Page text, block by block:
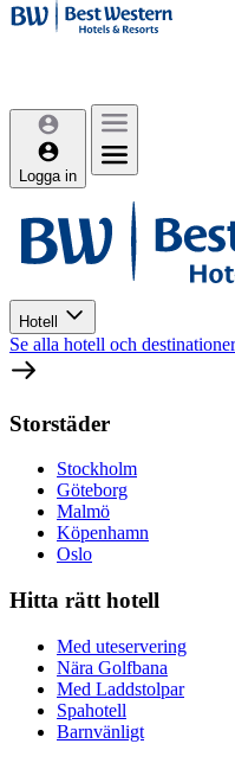
Logga in
Hotell
Se alla hotell och destinationer
Storstäder
Stockholm
Göteborg
Malmö
Köpenhamn
Oslo
Hitta rätt hotell
Med uteservering
Nära Golfbana
Med Laddstolpar
Spahotell
Barnvänligt